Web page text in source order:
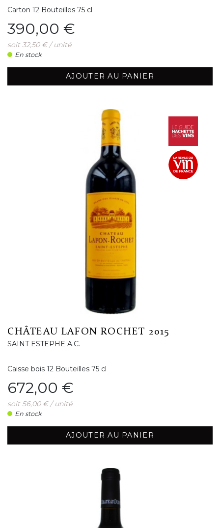
Carton 12 Bouteilles 75 cl
Prix
390,00 €
soit 32,50 € / unité
En stock
AJOUTER AU PANIER
CHÂTEAU LAFON ROCHET 2015
SAINT ESTEPHE A.C.
Caisse bois 12 Bouteilles 75 cl
Prix
672,00 €
soit 56,00 € / unité
En stock
AJOUTER AU PANIER